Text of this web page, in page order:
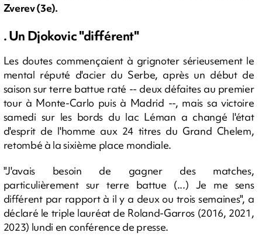
Zverev (3e).
. Un Djokovic "différent"
Les doutes commençaient à grignoter sérieusement le
mental réputé d'acier du Serbe, après un début de
saison sur terre battue raté -- deux défaites au premier
tour à Monte-Carlo puis à Madrid --, mais sa victoire
samedi sur les bords du lac Léman a changé l'état
d'esprit de l'homme aux 24 titres du Grand Chelem,
retombé à la sixième place mondiale.
"J'avais besoin de gagner des matches,
particulièrement sur terre battue (...) Je me sens
différent par rapport à il y a deux ou trois semaines", a
déclaré le triple lauréat de Roland-Garros (2016, 2021,
2023) lundi en conférence de presse.